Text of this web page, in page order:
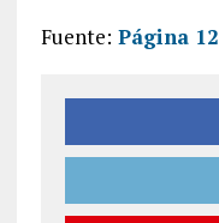
Fuente: Página 12